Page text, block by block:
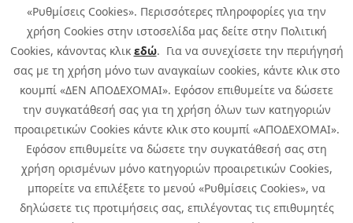
«Ρυθμίσεις Cookies». Περισσότερες πληροφορίες για την
χρήση Cookies στην ιστοσελίδα μας δείτε στην Πολιτική
Cookies, κάνοντας κλικ εδώ. Για να συνεχίσετε την περιήγησή
σας με τη χρήση μόνο των αναγκαίων cookies, κάντε κλικ στο
κουμπί «ΔΕΝ ΑΠΟΔΕΧΟΜΑΙ». Εφόσον επιθυμείτε να δώσετε
την συγκατάθεσή σας για τη χρήση όλων των κατηγοριών
προαιρετικών Cookies κάντε κλικ στο κουμπί «ΑΠΟΔΕΧΟΜΑΙ».
Εφόσον επιθυμείτε να δώσετε την συγκατάθεσή σας στη
χρήση ορισμένων μόνο κατηγοριών προαιρετικών Cookies,
μπορείτε να επιλέξετε το μενού «Ρυθμίσεις Cookies», να
δηλώσετε τις προτιμήσεις σας, επιλέγοντας τις επιθυμητές